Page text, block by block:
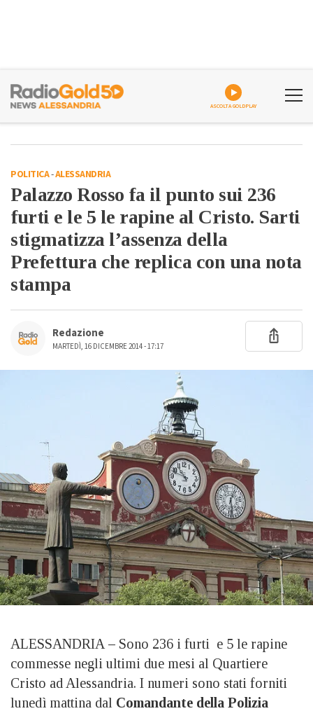
ASCOLTA GOLDPLAY
POLITICA-ALESSANDRIA
Palazzo Rosso fa il punto sui 236
furti e le 5 le rapine al Cristo. Sarti
stigmatizza l’assenza della
Prefettura che replica con una nota
stampa
Redazione
MARTEDÌ, 16 DICEMBRE 2014 - 17:17
ALESSANDRIA – Sono 236 i furti e 5 le rapine
commesse negli ultimi due mesi al Quartiere
Cristo ad Alessandria. I numeri sono stati forniti
lunedì mattina dal Comandante della Polizia